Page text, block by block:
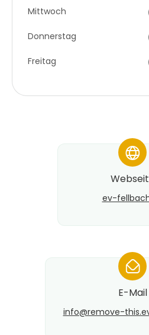
Mittwoch
Donnerstag
Freitag
*
ev-
*
E-Mail
info@​remove-